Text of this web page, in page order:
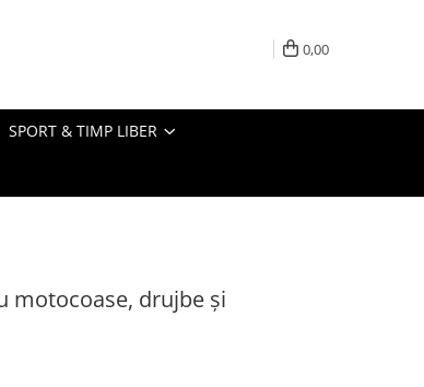
0,00
SPORT & TIMP LIBER
motocoase, drujbe și